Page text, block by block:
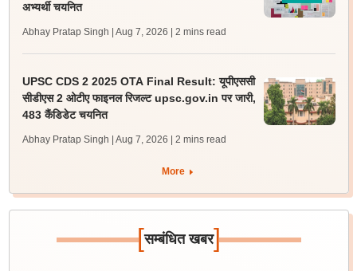
अभ्यर्थी चयनित
Abhay Pratap Singh | Aug 7, 2026 | 2 mins read
UPSC CDS 2 2025 OTA Final Result: यूपीएससी
सीडीएस 2 ओटीए फाइनल रिजल्ट upsc.gov.in पर जारी,
483 कैंडिडेट चयनित
Abhay Pratap Singh | Aug 7, 2026 | 2 mins read
More
[सम्बंधित खबर]